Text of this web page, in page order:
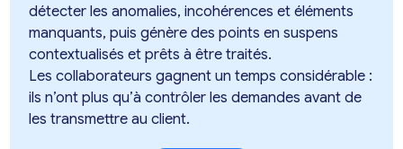
détecter les anomalies, incohérences et éléments
manquants, puis génère des points en suspens
contextualisés et prêts à être traités.
Les collaborateurs gagnent un temps considérable :
ils n’ont plus qu’à contrôler les demandes avant de
les transmettre au client.